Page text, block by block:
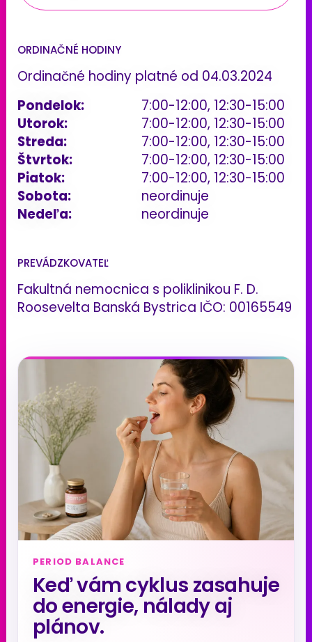
ORDINAČNÉ HODINY
Ordinačné hodiny platné od 04.03.2024
Pondelok:
7:00-12:00, 12:30-15:00
Utorok:
7:00-12:00, 12:30-15:00
Streda:
7:00-12:00, 12:30-15:00
Štvrtok:
7:00-12:00, 12:30-15:00
Piatok:
7:00-12:00, 12:30-15:00
Sobota:
neordinuje
Nedeľa:
neordinuje
PREVÁDZKOVATEĽ
Fakultná nemocnica s poliklinikou F. D.
Roosevelta Banská Bystrica IČO: 00165549
PERIOD BALANCE
Keď vám cyklus zasahuje
do energie, nálady aj
plánov.